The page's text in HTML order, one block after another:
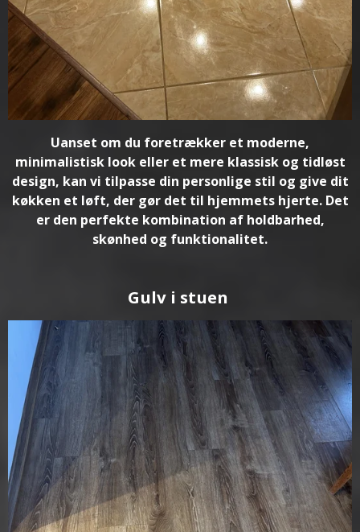
Uanset om du foretrækker et moderne,
minimalistisk look eller et mere klassisk og tidløst
design, kan vi tilpasse din personlige stil og give dit
køkken et løft, der gør det til hjemmets hjerte. Det
er den perfekte kombination af holdbarhed,
skønhed og funktionalitet.
Gulv i stuen